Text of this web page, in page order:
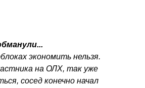
экономить нельзя.
на ОЛХ, так уже
сосед конечно начал